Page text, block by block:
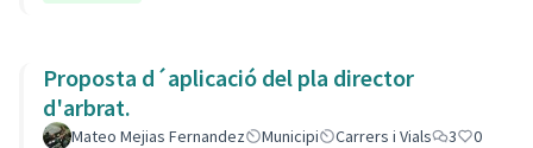
Proposta d´aplicació del pla director
d'arbrat.
Mateo Mejias Fernandez Municipi Carrers i Vials 3
0